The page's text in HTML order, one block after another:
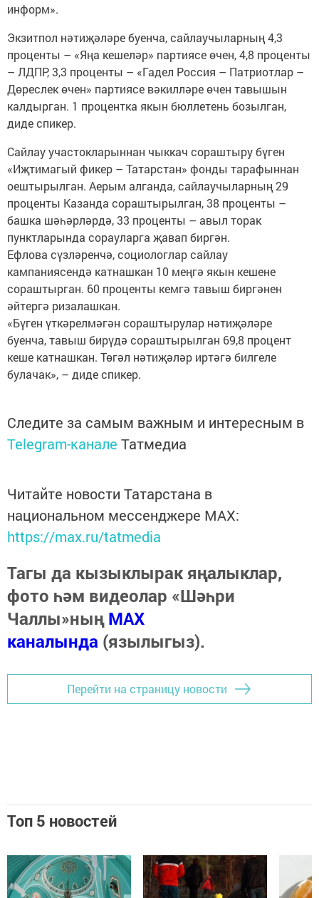
информ».
Экзитпол нәтиҗәләре буенча, сайлаучыларның 4,3
проценты – «Яңа кешеләр» партиясе өчен, 4,8 проценты
– ЛДПР, 3,3 проценты – «Гадел Россия – Патриотлар –
Дөреслек өчен» партиясе вәкилләре өчен тавышын
калдырган. 1 процентка якын бюллетень бозылган,
диде спикер.
Сайлау участокларыннан чыккач сораштыру бүген
«Иҗтимагый фикер – Татарстан» фонды тарафыннан
оештырылган. Аерым алганда, сайлаучыларның 29
проценты Казанда сораштырылган, 38 проценты –
башка шәһәрләрдә, 33 проценты – авыл торак
пунктларында сорауларга җавап биргән.
Ефлова сүзләренчә, социологлар сайлау
кампаниясендә катнашкан 10 меңгә якын кешене
сораштырган. 60 проценты кемгә тавыш биргәнен
әйтергә ризалашкан.
«Бүген үткәрелмәгән сораштырулар нәтиҗәләре
буенча, тавыш бирүдә сораштырылган 69,8 процент
кеше катнашкан. Төгәл нәтиҗәләр иртәгә билгеле
булачак», – диде спикер.
Следите за самым важным и интересным в
Telegram-канале Татмедиа
Читайте новости Татарстана в
национальном мессенджере MАХ:
https://max.ru/tatmedia
Тагы да кызыклырак яңалыклар,
фото һәм видеолар «Шәһри
Чаллы»ныңMAX
каналында (язылыгыз).
Перейти на страницу новости
Топ 5 новостей